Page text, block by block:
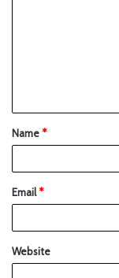
Name*
Email*
Website